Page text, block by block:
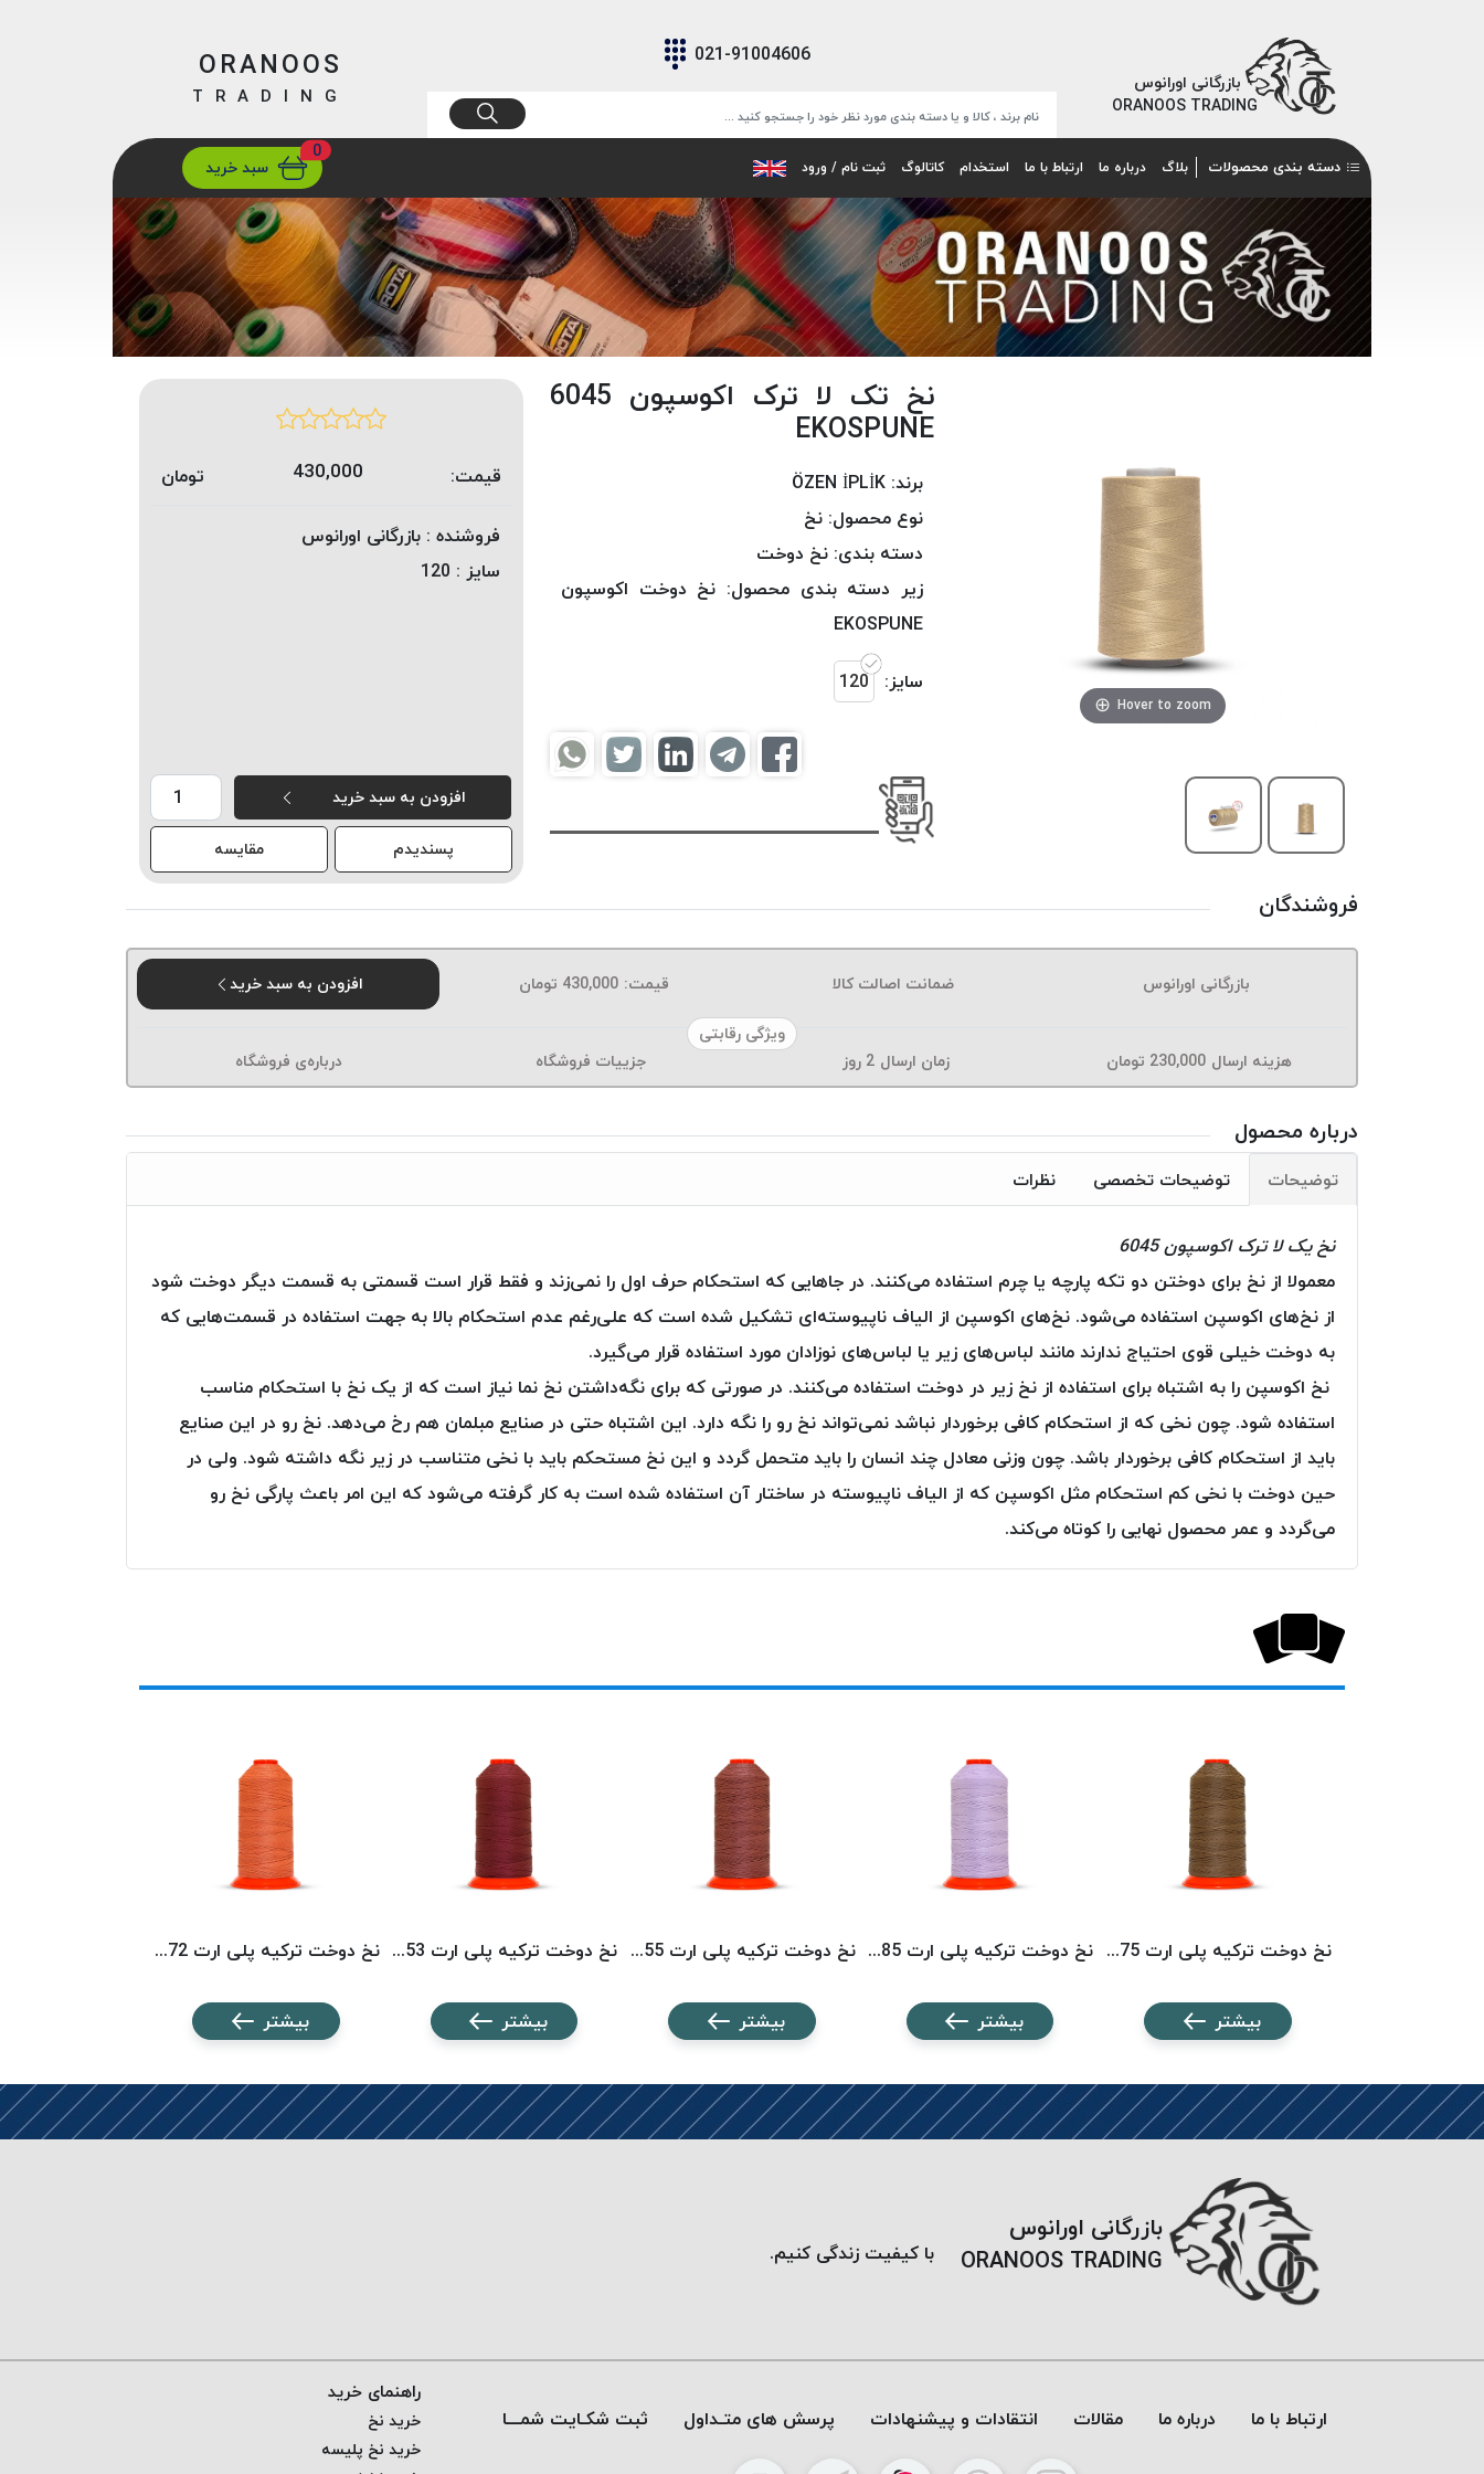
بازرگانی اورانوس
ORANOOS TRADING
021-91004606
ارسالتهران/ تهران
ORANOOS
TRADING
دسته بندی محصولات بلاگ درباره ما ارتباط با ما استخدام کاتالوگ ثبت نام / ورود
0
سبد خرید
Hover to zoom
نخ تک لا ترک اکوسپون 6045
EKOSPUNE
برند: ÖZEN İPLİK
نوع محصول: نخ
دسته بندی: نخ دوخت
زیر دسته بندی محصول: نخ دوخت اکوسپون
EKOSPUNE
سایز: 120
قیمت: 430,000
تومان
فروشنده : بازرگانی اورانوس
سایز : 120
افزودن به سبد خرید
پسندیدم
مقایسه
فروشندگان
بازرگانی اورانوس ضمانت اصالت کالا قیمت: 430,000 تومان
افزودن به سبد خرید
ویژگی رقابتی
هزینه ارسال 230,000 تومان زمان ارسال 2 روز جزییات فروشگاه درباره‌ی فروشگاه
درباره محصول
توضیحات توضیحات تخصصی نظرات
نخ یک لا ترک اکوسپون 6045
معمولا از نخ برای دوختن دو تکه پارچه یا چرم استفاده می‌کنند. در جاهایی که استحکام حرف اول را نمی‌زند و فقط قرار است قسمتی به قسمت دیگر دوخت شود
از نخ‌های اکوسپن استفاده می‌شود. نخ‌های اکوسپن از الیاف ناپیوسته‌ای تشکیل شده است که علی‌رغم عدم استحکام بالا به جهت استفاده در قسمت‌هایی که
به دوخت خیلی قوی احتیاج ندارند مانند لباس‌های زیر یا لباس‌های نوزادان مورد استفاده قرار می‌گیرد.
نخ اکوسپن را به اشتباه برای استفاده از نخ زیر در دوخت استفاده می‌کنند. در صورتی که برای نگه‌داشتن نخ نما نیاز است که از یک نخ با استحکام مناسب
استفاده شود. چون نخی که از استحکام کافی برخوردار نباشد نمی‌تواند نخ رو را نگه دارد. این اشتباه حتی در صنایع مبلمان هم رخ می‌دهد. نخ رو در این صنایع
باید از استحکام کافی برخوردار باشد. چون وزنی معادل چند انسان را باید متحمل گردد و این نخ مستحکم باید با نخی متناسب در زیر نگه داشته شود. ولی در
حین دوخت با نخی کم استحکام مثل اکوسپن که از الیاف ناپیوسته در ساختار آن استفاده شده است به کار گرفته می‌شود که این امر باعث پارگی نخ رو
می‌گردد و عمر محصول نهایی را کوتاه می‌کند.
نخ دوخت ترکیه پلی ارت 1575 POLYART
بیشتر
نخ دوخت ترکیه پلی ارت 8585 POLYART
بیشتر
نخ دوخت ترکیه پلی ارت 8355 POLYART
بیشتر
نخ دوخت ترکیه پلی ارت 8153 POLYART
بیشتر
نخ دوخت ترکیه پلی ارت 8072 POLYART
بیشتر
بازرگانی اورانوس
ORANOOS TRADING
با کیفیت زندگی کنیم.
ارتباط با ما درباره ما مقالات انتقادات و پیشنهادات پرسش های متـداول ثبت شکـایت شمـــا
راهنمای خرید
خرید نخ
خرید نخ پلیسه